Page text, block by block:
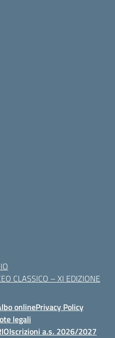
CLASSICO – XI EDIZIONE
onlinePrivacy Policy
legali
Iscrizioni a.s. 2026/2027